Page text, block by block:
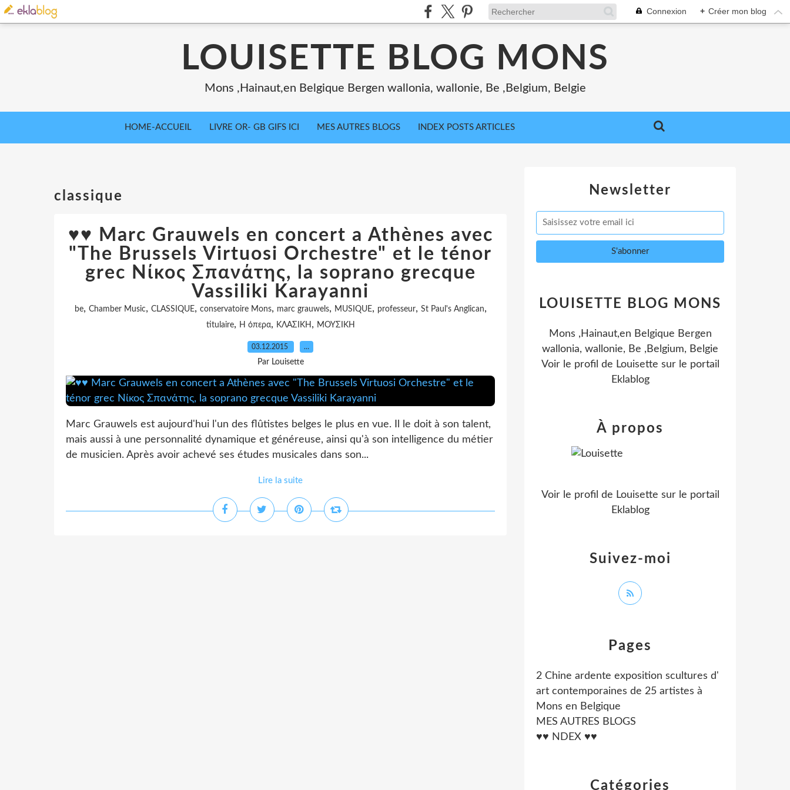
Connexion + Créer mon blog
LOUISETTE BLOG MONS
Mons ,Hainaut,en Belgique Bergen wallonia, wallonie, Be ,Belgium, Belgie
HOME-ACCUEIL LIVRE OR- GB GIFS ICI MES AUTRES BLOGS INDEX POSTS ARTICLES
classique
♥♥ Marc Grauwels en concert a Athènes avec
"The Brussels Virtuosi Orchestre" et le ténor
grec Νίκος Σπανάτης, la soprano grecque
Vassiliki Karayanni
be, Chamber Music, CLASSIQUE, conservatoire Mons, marc grauwels, MUSIQUE, professeur, St Paul's Anglican,
titulaire, Η όπερα, ΚΛΑΣΙΚΗ , ΜΟΥΣΙΚΗ
03.12.2015 …
Par Louisette
Marc Grauwels est aujourd'hui l'un des flûtistes belges le plus en vue. Il le doit à son talent,
mais aussi à une personnalité dynamique et généreuse, ainsi qu'à son intelligence du métier
de musicien. Après avoir achevé ses études musicales dans son...
Lire la suite
Newsletter
Catégories
Pages
2 Chine ardente exposition scultures d'
art contemporaines de 25 artistes à
Mons en Belgique
MES AUTRES BLOGS
♥♥ NDEX ♥♥
LOUISETTE BLOG MONS
Mons ,Hainaut,en Belgique Bergen
wallonia, wallonie, Be ,Belgium, Belgie
Voir le profil de Louisette sur le portail
Eklablog
Suivez-moi
À propos
Voir le profil de Louisette sur le portail
Eklablog